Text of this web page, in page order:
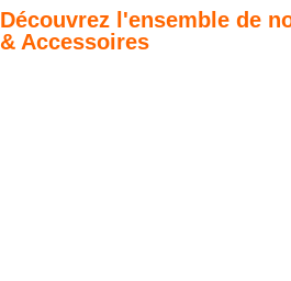
Découvrez l'ensemble de
& Accessoires